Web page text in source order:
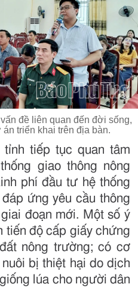
đề liên quan đến đời sống,
triển khai trên địa bàn.
tiếp tục quan tâm
giao thông nông
phí đầu tư hệ thống
ứng yêu cầu thông
đoạn mới. Một số ý
tiến độ cấp giấy chứng
nông trường; có cơ
bị thiệt hại do dịch
lúa cho người dân